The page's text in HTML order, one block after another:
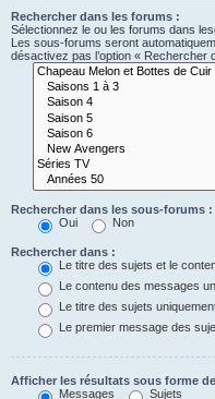
Rechercher dans les forums :
Sélectionnez le ou les forums dans
Les sous-forums seront
désactivez pas l’option « Rechercher
Rechercher dans les sous-forums :
Oui
Non
Rechercher dans :
Le titre des sujets et le
Le contenu des messages
Le titre des sujets
Le premier message des
Afficher les résultats sous forme
Messages
Sujets